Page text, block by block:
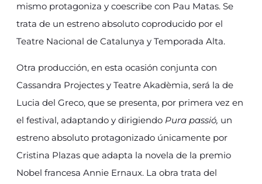
mismo protagoniza y coescribe con Pau Matas. Se
trata de un estreno absoluto coproducido por el
Teatre Nacional de Catalunya y Temporada Alta.
Otra producción, en esta ocasión conjunta con
Cassandra Projectes y Teatre Akadèmia, será la de
Lucia del Greco, que se presenta, por primera vez en
el festival, adaptando y dirigiendo Pura passió, un
estreno absoluto protagonizado únicamente por
Cristina Plazas que adapta la novela de la premio
Nobel francesa Annie Ernaux. La obra trata del